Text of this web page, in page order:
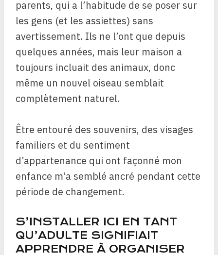
parents, qui a l’habitude de se poser sur
les gens (et les assiettes) sans
avertissement. Ils ne l’ont que depuis
quelques années, mais leur maison a
toujours incluait des animaux, donc
même un nouvel oiseau semblait
complètement naturel.
Être entouré des souvenirs, des visages
familiers et du sentiment
d’appartenance qui ont façonné mon
enfance m’a semblé ancré pendant cette
période de changement.
S’INSTALLER ICI EN TANT
QU’ADULTE SIGNIFIAIT
APPRENDRE À ORGANISER